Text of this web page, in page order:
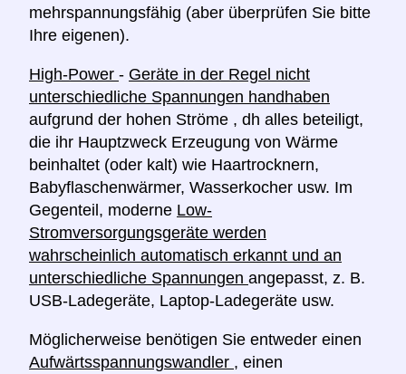
mehrspannungsfähig (aber überprüfen Sie bitte
Ihre eigenen).
High-Power - Geräte in der Regel nicht
unterschiedliche Spannungen handhaben
aufgrund der hohen Ströme , dh alles beteiligt,
die ihr Hauptzweck Erzeugung von Wärme
beinhaltet (oder kalt) wie Haartrocknern,
Babyflaschenwärmer, Wasserkocher usw. Im
Gegenteil, moderne Low-
Stromversorgungsgeräte werden
wahrscheinlich automatisch erkannt und an
unterschiedliche Spannungen angepasst, z. B.
USB-Ladegeräte, Laptop-Ladegeräte usw.
Möglicherweise benötigen Sie entweder einen
Aufwärtsspannungswandler , einen